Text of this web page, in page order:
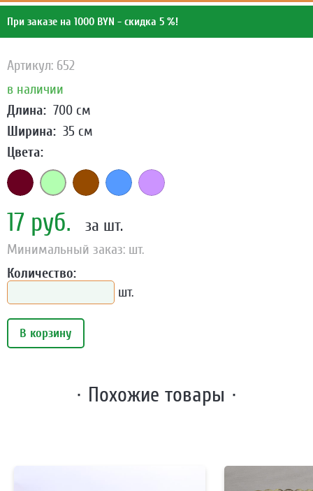
При заказе на 1000 BYN - скидка 5 %!
Артикул: 652
в наличии
Длина: 700 см
Ширина: 35 см
Цвета:
17 руб. за шт.
Минимальный заказ: шт.
Количество:
шт.
В корзину
· Похожие товары ·